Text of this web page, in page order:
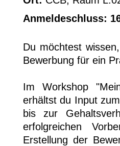
Anmeldeschluss:
Du möchtest
Bewerbung für ein
Im Workshop
erhältst du Input
bis zur
erfolgreichen
Erstellung der